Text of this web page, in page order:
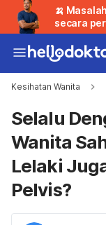
🍌
secara
Kesihatan Wanita
Selalu
Wanita
Lelaki
Pelvis?